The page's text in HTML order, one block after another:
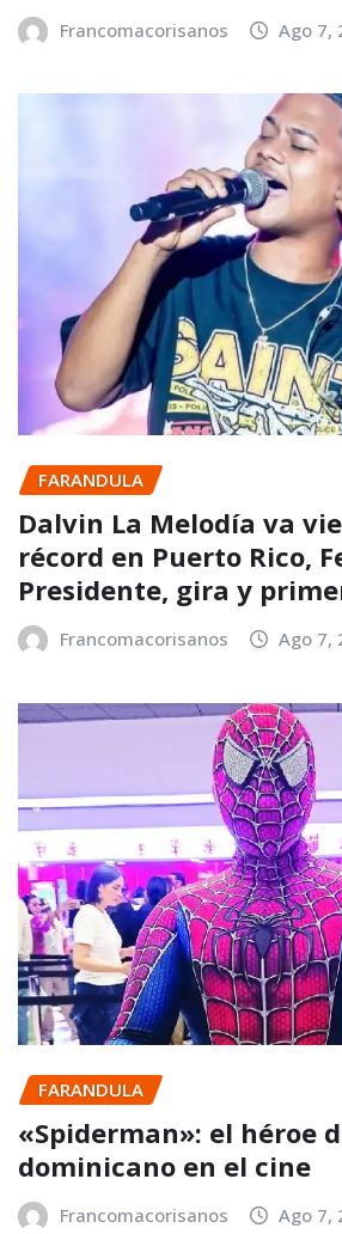
Francomacorisanos Ago 7,
FARANDULA
Dalvin La Melodía va
récord en Puerto Rico,
Presidente, gira y
Francomacorisanos Ago 7,
FARANDULA
«Spiderman»: el héroe
dominicano en el cine
Francomacorisanos Ago 7,